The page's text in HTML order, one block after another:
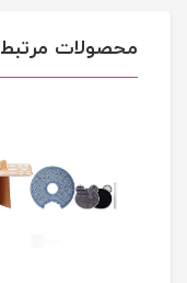
محصولات مرتبط